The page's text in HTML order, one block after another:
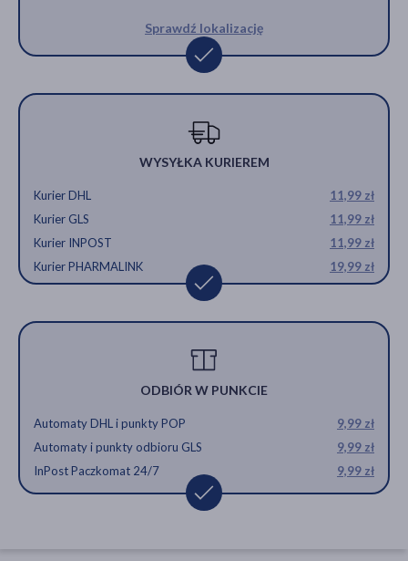
Sprawdź lokalizację
WYSYŁKA KURIEREM
Kurier DHL
11,99 zł
Kurier GLS
11,99 zł
Kurier INPOST
11,99 zł
Kurier PHARMALINK
19,99 zł
ODBIÓR W PUNKCIE
Automaty DHL i punkty POP
9,99 zł
Automaty i punkty odbioru GLS
9,99 zł
InPost Paczkomat 24/7
9,99 zł